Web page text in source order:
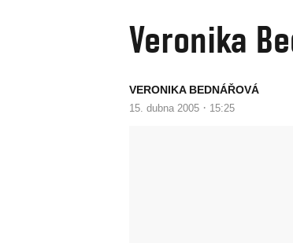
Veronika
VERONIKA BEDNÁŘOVÁ
15. dubna 2005 · 15:25